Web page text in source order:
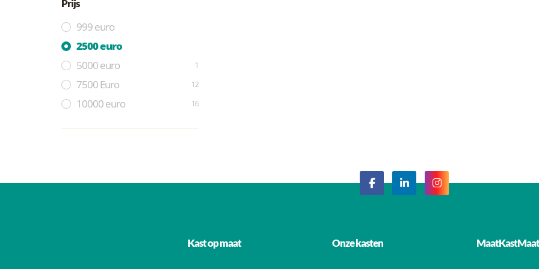
Prijs
999 euro
2500 euro
5000 euro
1
7500 Euro 12
10000 euro 16
Kast op maat Onze kasten MaatKastMaat